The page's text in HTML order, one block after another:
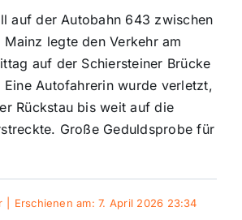
auf der Autobahn 643 zwischen
legte den Verkehr am
auf der Schiersteiner Brücke
Eine Autofahrerin wurde verletzt,
Rückstau bis weit auf die
Große Geduldsprobe für
Erschienen am: 7. April 2026 23:34